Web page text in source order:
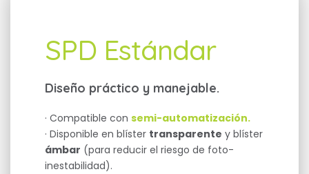
SPD Estándar
Diseño práctico y manejable.
· Compatible con semi-automatización.
· Disponible en blíster transparente y blíster
ámbar (para reducir el riesgo de foto-
inestabilidad).